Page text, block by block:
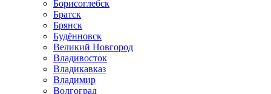
Борисоглебск
Братск
Брянск
Будённовск
Великий Новгород
Владивосток
Владикавказ
Владимир
Волгоград